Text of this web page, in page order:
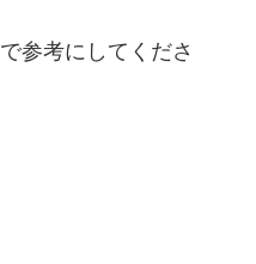
参考にしてくださ